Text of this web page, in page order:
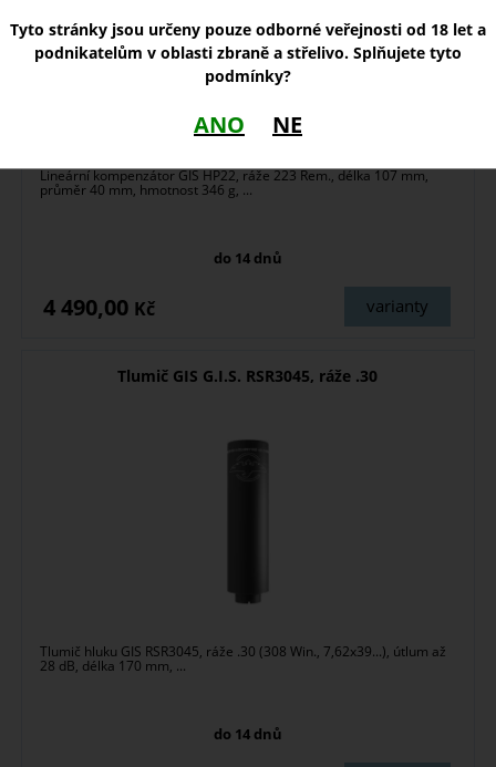
Lineární kompenzátor GIS HP22, ráže 223 Rem., délka 107 mm,
průměr 40 mm, hmotnost 346 g, ...
do 14 dnů
varianty
4 490,00 Kč
Tlumič GIS G.I.S. RSR3045, ráže .30
Tlumič hluku GIS RSR3045, ráže .30 (308 Win., 7,62x39...), útlum až
28 dB, délka 170 mm, ...
do 14 dnů
Tyto stránky jsou určeny pouze odborné veřejnosti od 18 let a
podnikatelům v oblasti zbraně a střelivo. Splňujete tyto
podmínky?
ANO NE